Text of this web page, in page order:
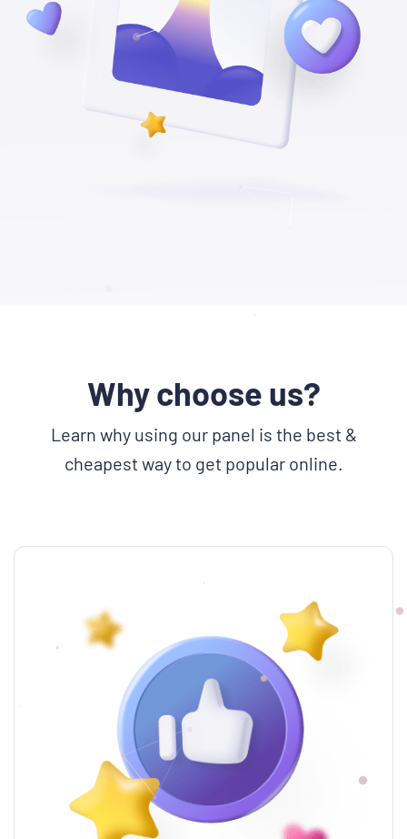
Why choose us?
Learn why using our panel is the best &
cheapest way to get popular online.